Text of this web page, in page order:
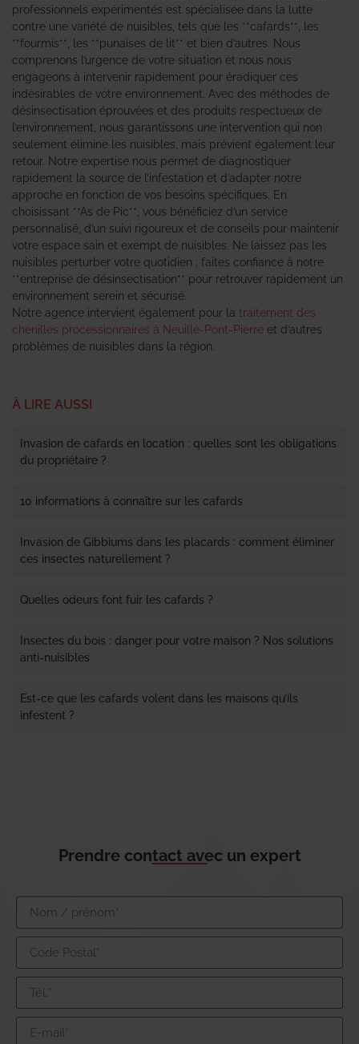
professionnels expérimentés est spécialisée dans la lutte
contre une variété de nuisibles, tels que les **cafards**, les
**fourmis**, les **punaises de lit** et bien d’autres. Nous
comprenons l’urgence de votre situation et nous nous
engageons à intervenir rapidement pour éradiquer ces
indésirables de votre environnement. Avec des méthodes de
désinsectisation éprouvées et des produits respectueux de
l’environnement, nous garantissons une intervention qui non
seulement élimine les nuisibles, mais prévient également leur
retour. Notre expertise nous permet de diagnostiquer
rapidement la source de l’infestation et d’adapter notre
approche en fonction de vos besoins spécifiques. En
choisissant **As de Pic**, vous bénéficiez d’un service
personnalisé, d’un suivi rigoureux et de conseils pour maintenir
votre espace sain et exempt de nuisibles. Ne laissez pas les
nuisibles perturber votre quotidien ; faites confiance à notre
**entreprise de désinsectisation** pour retrouver rapidement un
environnement serein et sécurisé.
Notre agence intervient également pour la traitement des
chenilles processionnaires à Neuillé-Pont-Pierre et d’autres
problèmes de nuisibles dans la région.
À LIRE AUSSI
Invasion de cafards en location : quelles sont les obligations
du propriétaire ?
10 informations à connaître sur les cafards
Invasion de Gibbiums dans les placards : comment éliminer
ces insectes naturellement ?
Quelles odeurs font fuir les cafards ?
Insectes du bois : danger pour votre maison ? Nos solutions
anti-nuisibles
Est-ce que les cafards volent dans les maisons qu’ils
infestent ?
Prendre contact avec un expert